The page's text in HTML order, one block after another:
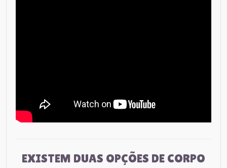
EXISTEM DUAS OPÇÕES DE CORPO